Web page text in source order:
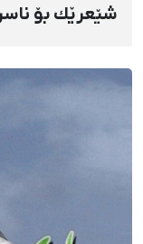
شێعرێك بۆ